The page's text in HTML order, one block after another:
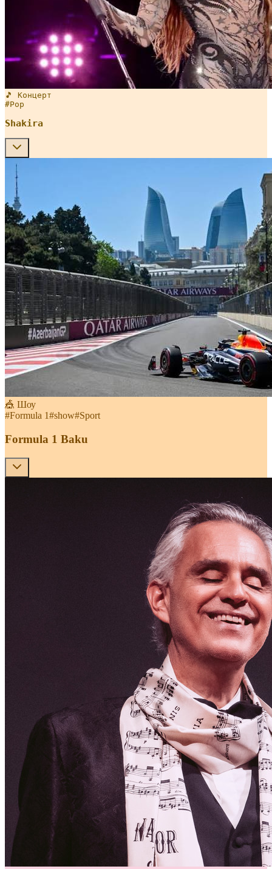
🎵 Концерт
#Pop
Shakira
🎪 Шоу
#Formula 1#show#Sport
Formula 1 Baku